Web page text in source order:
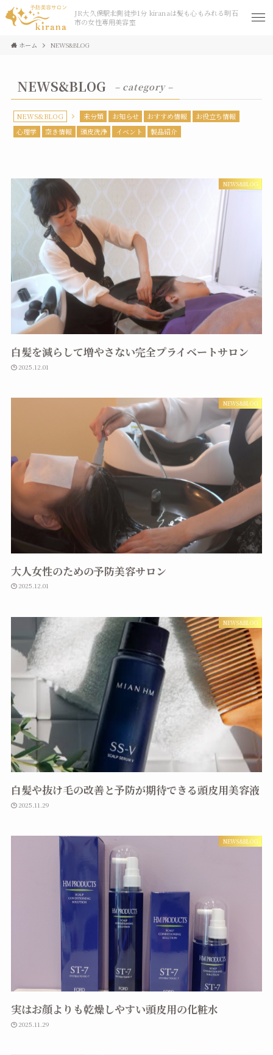
JR大久保駅北側徒歩1分 kiranaは髪も心もみれる明石
市の女性専用美容室
ホーム NEWS&BLOG
NEWS&BLOG – category –
NEWS&BLOG 未分類 お知らせ おすすめ情報
お役立ち情報
心理学
空き情報 頭皮洗浄 イベント 製品紹介
NEWS&BLOG
白髪を減らして増やさない完全プライベートサロン
2025.12.01
NEWS&BLOG
大人女性のための予防美容サロン
2025.12.01
NEWS&BLOG
白髪や抜け毛の改善と予防が期待できる頭皮用美容液
2025.11.29
NEWS&BLOG
実はお顔よりも乾燥しやすい頭皮用の化粧水
2025.11.29